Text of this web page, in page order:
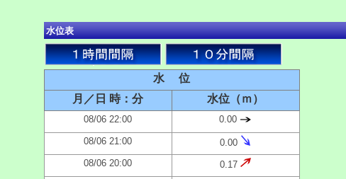
水位表
水 位
月／日 時：分
水位（ｍ）
08/06 22:00 0.00
08/06 21:00
0.00
08/06 20:00
0.17